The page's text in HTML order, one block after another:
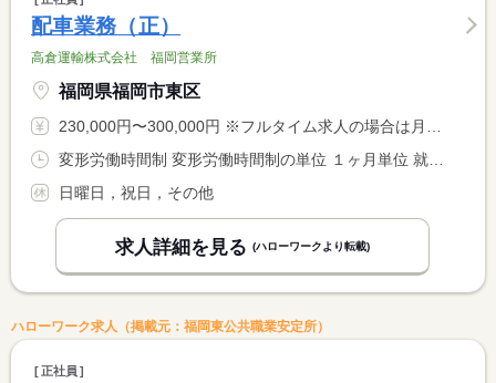
配車業務（正）
高倉運輸株式会社 福岡営業所
福岡県福岡市東区
230,000円〜300,000円 ※フルタイム求人の場合は月額（換算額）、パート求人の場合は時間額を表示しています。
日曜日，祝日，その他
求人詳細を見る (ハローワークより転載)
ハローワーク求人（掲載元：福岡東公共職業安定所）
正社員